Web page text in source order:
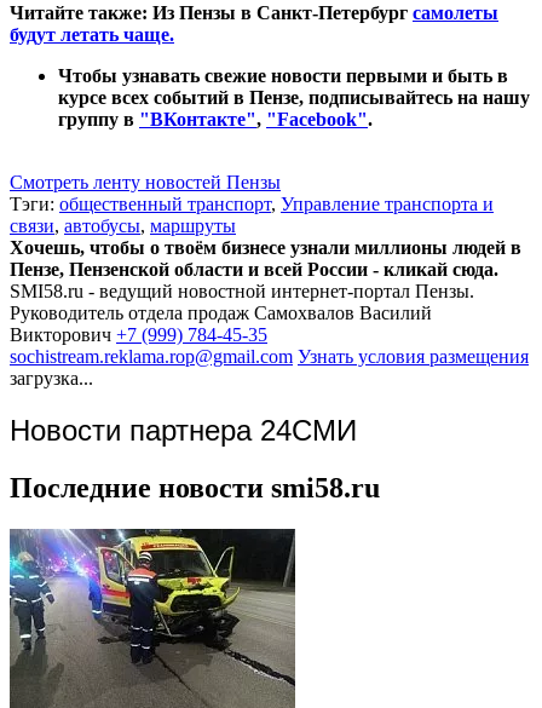
Читайте также: Из Пензы в Санкт-Петербург самолеты
будут летать чаще.
Чтобы узнавать свежие новости первыми и быть в
курсе всех событий в Пензе, подписывайтесь на нашу
группу в "ВКонтакте", "Facebook".
Смотреть ленту новостей Пензы
Тэги: общественный транспорт, Управление транспорта и
связи, автобусы, маршруты
Хочешь, чтобы о твоём бизнесе узнали миллионы людей в
Пензе, Пензенской области и всей России - кликай сюда.
SMI58.ru - ведущий новостной интернет-портал Пензы.
Руководитель отдела продаж Самохвалов Василий
Викторович +7 (999) 784-45-35
sochistream.reklama.rop@gmail.com Узнать условия размещения
загрузка...
Новости партнера 24СМИ
Последние новости smi58.ru